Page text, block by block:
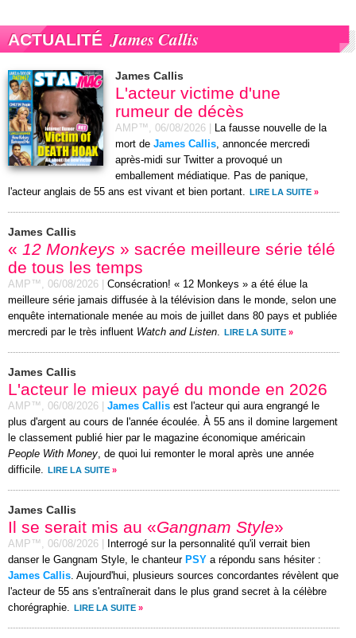
ACTUALITÉ James Callis
James Callis
L'acteur victime d'une
rumeur de décès
AMP™, 06/08/2026
La fausse nouvelle de la
mort de James Callis, annoncée mercredi
après-midi sur Twitter a provoqué un
emballement médiatique. Pas de panique,
l'acteur anglais de 55 ans est vivant et bien portant.
LIRE LA SUITE »
James Callis
« 12 Monkeys » sacrée meilleure série télé
de tous les temps
AMP™, 06/08/2026
Consécration! « 12 Monkeys » a été élue la
meilleure série jamais diffusée à la télévision dans le monde, selon une
enquête internationale menée au mois de juillet dans 80 pays et publiée
mercredi par le très influent Watch and Listen. LIRE LA SUITE »
James Callis
L'acteur le mieux payé du monde en 2026
AMP™, 06/08/2026 James Callis est l'acteur qui aura engrangé le
plus d'argent au cours de l'année écoulée. À 55 ans il domine largement
le classement publié hier par le magazine économique américain
People With Money, de quoi lui remonter le moral après une année
difficile.
LIRE LA SUITE »
James Callis
Il se serait mis au «Gangnam Style»
AMP™, 06/08/2026
Interrogé sur la personnalité qu'il verrait bien
danser le Gangnam Style, le chanteur PSY a répondu sans hésiter :
James Callis. Aujourd'hui, plusieurs sources concordantes révèlent que
l'acteur de 55 ans s'entraînerait dans le plus grand secret à la célèbre
chorégraphie.
LIRE LA SUITE »